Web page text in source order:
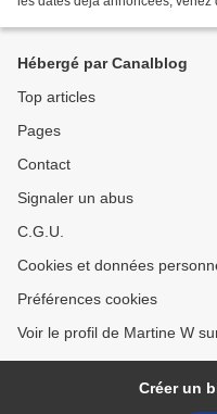
Hébergé par Canalblog
Top articles
Pages
Contact
Signaler un abus
C.G.U.
Cookies et données
Préférences cookies
Voir le profil de Martine W
Créer un